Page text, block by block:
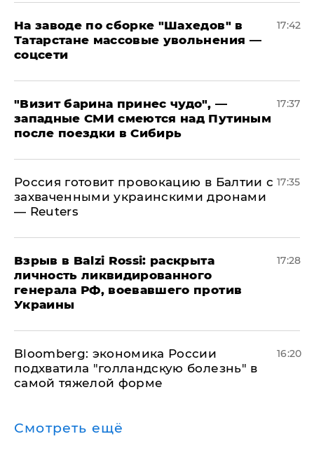
На заводе по сборке "Шахедов" в
Татарстане массовые увольнения —
соцсети
17:42
"Визит барина принес чудо", —
западные СМИ смеются над Путиным
после поездки в Сибирь
17:37
​Россия готовит провокацию в Балтии с
захваченными украинскими дронами
— Reuters
17:35
​Взрыв в Balzi Rossi: раскрыта
личность ликвидированного
генерала РФ, воевавшего против
Украины
17:28
Bloomberg: экономика России
подхватила "голландскую болезнь" в
самой тяжелой форме
16:20
Смотреть ещё